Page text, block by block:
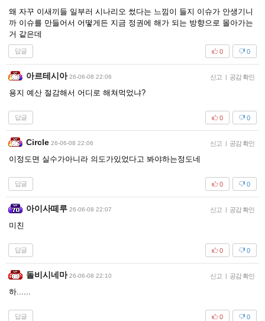
왜 자꾸 이새끼들 일부러 시나리오 썼다는 느낌이 들지 이슈가 안생기니
까 이슈를 만들어서 어떻게든 지금 정권에 해가 되는 방향으로 몰아가는
거 같은데
답글 0
0
아르테시아 26-06-08 22:06 신고 | 공감 확인
용지 예산 절감해서 어디로 해쳐먹었냐?
답글 0
0
Circle 26-06-08 22:06 신고 | 공감 확인
이정도면 실수가아니라 의도가있었다고 봐야하는정도네
답글 0
0
아이사떼루 26-06-08 22:07 신고 | 공감 확인
미친
답글 0
0
돌비시네마 26-06-08 22:10 신고 | 공감 확인
하......
답글 0
0